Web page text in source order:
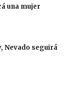
una mujer
Nevado seguirá